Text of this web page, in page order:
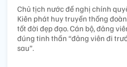
Chủ tịch nước đề nghị chính
Kiên phát huy truyền thống
tốt đời đẹp đạo. Cán bộ, đảng
đúng tinh thần “đảng viên đi
sau”.